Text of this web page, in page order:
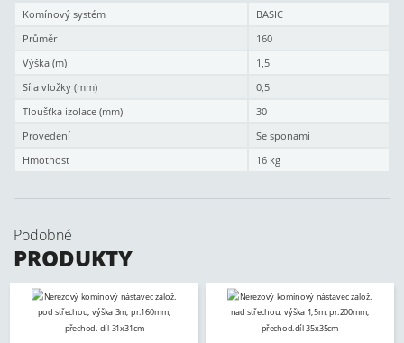
Komínový systém
BASIC
Průměr
160
Výška (m)
1,5
Síla vložky (mm)
0,5
Tloušťka izolace (mm)
30
Provedení
Se sponami
Hmotnost
16 kg
Podobné
PRODUKTY